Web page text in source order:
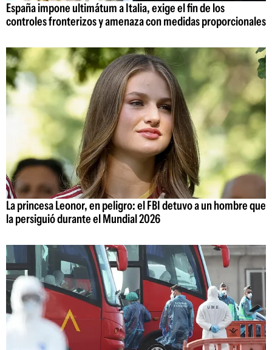
España impone ultimátum a Italia, exige el fin de los
controles fronterizos y amenaza con medidas proporcionales
La princesa Leonor, en peligro: el FBI detuvo a un hombre que
la persiguió durante el Mundial 2026